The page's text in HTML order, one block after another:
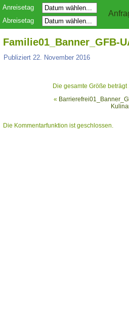
Anreisetag
Abreisetag
Familie01_Banner_GFB-
Publiziert 22. November 2016
Die gesamte Größe beträgt
«
Die Kommentarfunktion ist geschlossen.